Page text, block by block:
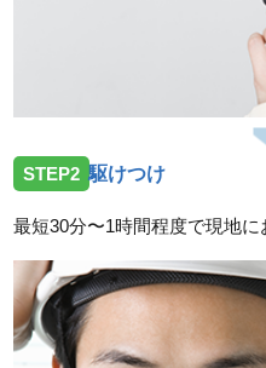
広島県広島市中区舟入へ
広島県呉市焼山へトイレ
いしました。
2026/07/14
広島県廿日市市友田へ台
めお伺いしました。
STEP2 駆けつけ
最短30分〜1時間程度で現地に